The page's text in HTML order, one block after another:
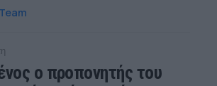
ο προπονητής του